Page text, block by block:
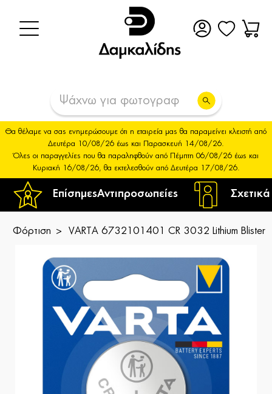
ΕπίσημεςΑντιπροσωπείες
Θα θέλαμε να σας ενημερώσουμε ότι η εταιρεία μας θα παραμείνει κλειστή από
Δευτέρα 10/08/26 έως και Παρασκευή 14/08/26.
Όλες οι παραγγελίες που θα παραληφθούν από Πέμπτη 06/08/26 έως και
Κυριακή 16/08/26, θα εκτελεσθούν από Δευτέρα 17/08/26.
Φόρτιση VARTA 6732101401 CR 3032 Lithium Blister